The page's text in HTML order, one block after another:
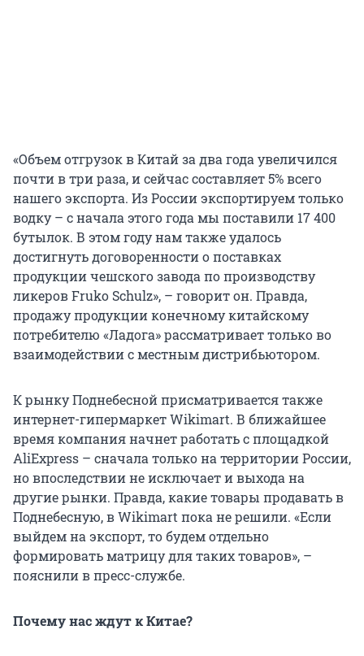
«Объем отгрузок в Китай за два года увеличился
почти в три раза, и сейчас составляет 5% всего
нашего экспорта. Из России экспортируем только
водку – с начала этого года мы поставили 17 400
бутылок. В этом году нам также удалось
достигнуть договоренности о поставках
продукции чешского завода по производству
ликеров Fruko Schulz», – говорит он. Правда,
продажу продукции конечному китайскому
потребителю «Ладога» рассматривает только во
взаимодействии с местным дистрибьютором.
К рынку Поднебесной присматривается также
интернет-гипермаркет Wikimart. В ближайшее
время компания начнет работать с площадкой
AliExpress – сначала только на территории России,
но впоследствии не исключает и выхода на
другие рынки. Правда, какие товары продавать в
Поднебесную, в Wikimart пока не решили. «Если
выйдем на экспорт, то будем отдельно
формировать матрицу для таких товаров», –
пояснили в пресс-службе.
Почему нас ждут к Китае?